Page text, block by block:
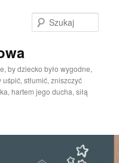
by dziecko było wygodne,
stłumić, zniszczyć
hartem jego ducha, siłą